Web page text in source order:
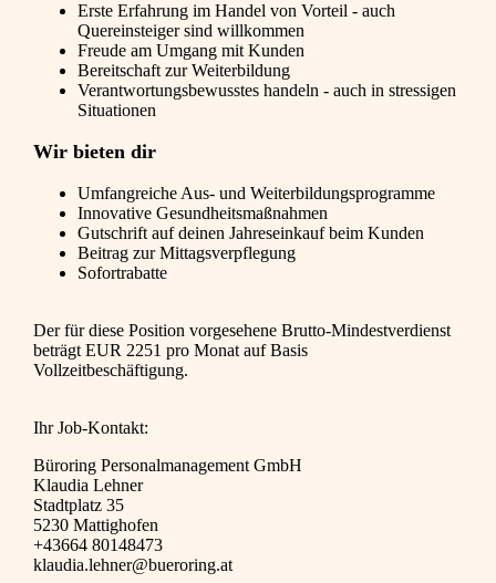
Erste Erfahrung im Handel von Vorteil - auch
Quereinsteiger sind willkommen
Freude am Umgang mit Kunden
Bereitschaft zur Weiterbildung
Verantwortungsbewusstes handeln - auch in stressigen
Situationen
Wir bieten dir
Umfangreiche Aus- und Weiterbildungsprogramme
Innovative Gesundheitsmaßnahmen
Gutschrift auf deinen Jahreseinkauf beim Kunden
Beitrag zur Mittagsverpflegung
Sofortrabatte
Der für diese Position vorgesehene Brutto-Mindestverdienst
beträgt EUR 2251 pro Monat auf Basis
Vollzeitbeschäftigung.
Ihr Job-Kontakt:
Büroring Personalmanagement GmbH
Klaudia Lehner
Stadtplatz 35
5230 Mattighofen
+43664 80148473
klaudia.lehner@bueroring.at